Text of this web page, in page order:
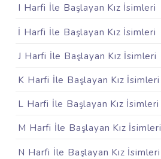
I Harfi İle Başlayan Kız İsimleri
İ Harfi İle Başlayan Kız İsimleri
J Harfi İle Başlayan Kız İsimleri
K Harfi İle Başlayan Kız İsimleri
L Harfi İle Başlayan Kız İsimleri
M Harfi İle Başlayan Kız İsimleri
N Harfi İle Başlayan Kız İsimleri